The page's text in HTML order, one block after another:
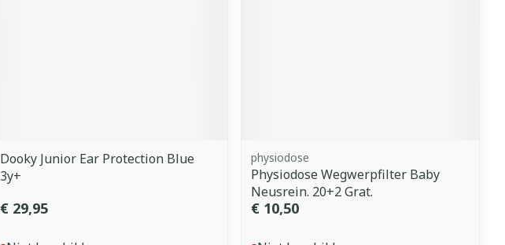
Dooky Junior Ear Protection Blue
3y+
€ 29,95
physiodose
Physiodose Wegwerpfilter Baby
Neusrein. 20+2 Grat.
€ 10,50